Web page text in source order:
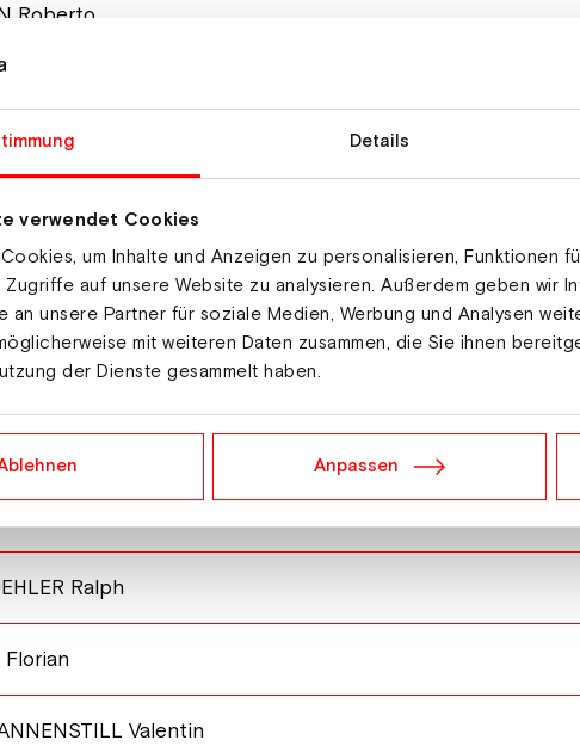
Details
verwendet Cookies
um Inhalte und Anzeigen zu personalisieren, Funktionen
auf unsere Website zu analysieren. Außerdem geben wir
an unsere Partner für soziale Medien, Werbung und Analysen
mit weiteren Daten zusammen, die Sie ihnen
der Dienste gesammelt haben.
Anpassen
Roberto
Bryan
Michael
Ralph
Florian
Valentin